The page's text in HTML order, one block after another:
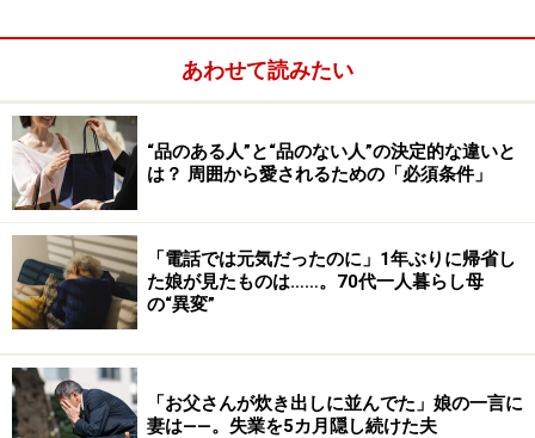
今年の夏は、お互いの親しい友人たちと、さらに友人の
友人まで含め、総勢40人ほどで場所を借りてバーベキュ
ー大会をした。
「いろいろ賞品を持ち寄ってビンゴをしたり、子連れの
人にはお菓子を配ったり。ホストは私たち夫婦だったか
ら、忙しかったですよ。ようやく一段落したとき、夫は
自分の友人たちを紹介してくれました。だけどそれがね
え」
あわせて読みたい
“品のある人”と“品のない人”の決定的な違いと
は？ 周囲から愛されるための「必須条件」
「電話では元気だったのに」1年ぶりに帰省し
た娘が見たものは……。70代一人暮らし母
の“異変”
「お父さんが炊き出しに並んでた」娘の一言に
妻は――。失業を5カ月隠し続けた夫